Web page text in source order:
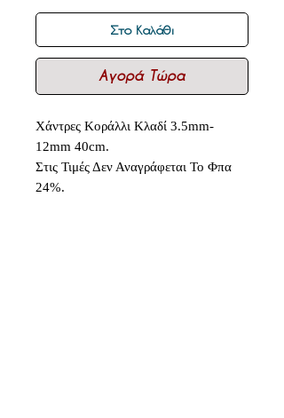
Στο Καλάθι
Αγορά Τώρα
Χάντρες Κοράλλι Κλαδί 3.5mm-
12mm 40cm.
Στις Τιμές Δεν Αναγράφεται Το Φπα
24%.